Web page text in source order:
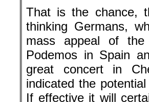
That is the chance,
thinking Germans,
mass appeal of the
Podemos in Spain
great concert in
indicated the
If effective it will